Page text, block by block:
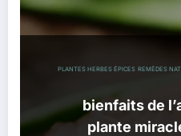
PLANTES HERBES ÉPICES REMÈDES
10 bienfaits de
plante